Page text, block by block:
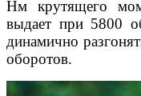
Нм крутящего
выдает при 5800
динамично
оборотов.